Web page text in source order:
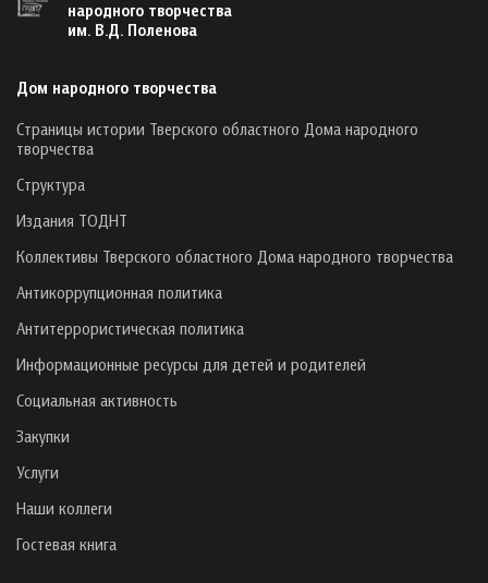
народного творчества
им. В.Д. Поленова
Дом народного творчества
Страницы истории Тверского областного Дома народного
творчества
Структура
Издания ТОДНТ
Коллективы Тверского областного Дома народного творчества
Антикоррупционная политика
Антитеррористическая политика
Информационные ресурсы для детей и родителей
Социальная активность
Закупки
Услуги
Наши коллеги
Гостевая книга